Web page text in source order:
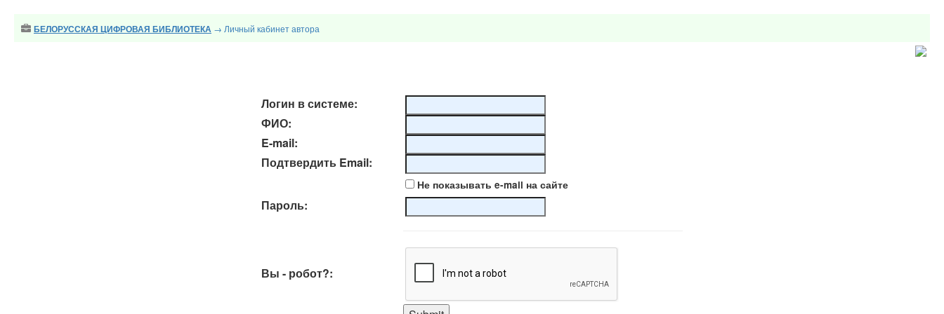
БЕЛОРУССКАЯ ЦИФРОВАЯ БИБЛИОТЕКА → Личный кабинет автора
Логин в системе:
ФИО:
E-mail:
Подтвердить Email:
Не показывать e-mail на сайте
Пароль:
Вы - робот?: